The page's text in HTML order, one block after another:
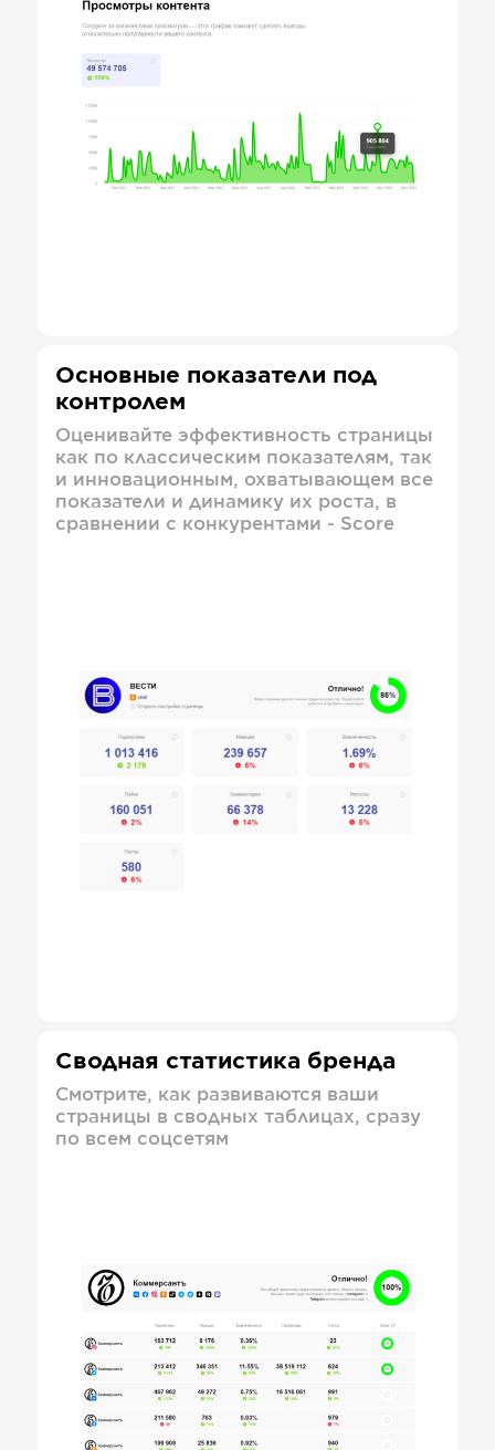
Основные показатели под
контролем
Оценивайте эффективность страницы
как по классическим показателям, так
и инновационным, охватывающем все
показатели и динамику их роста, в
сравнении с конкурентами - Score
Сводная статистика бренда
Смотрите, как развиваются ваши
страницы в сводных таблицах, сразу
по всем соцсетям